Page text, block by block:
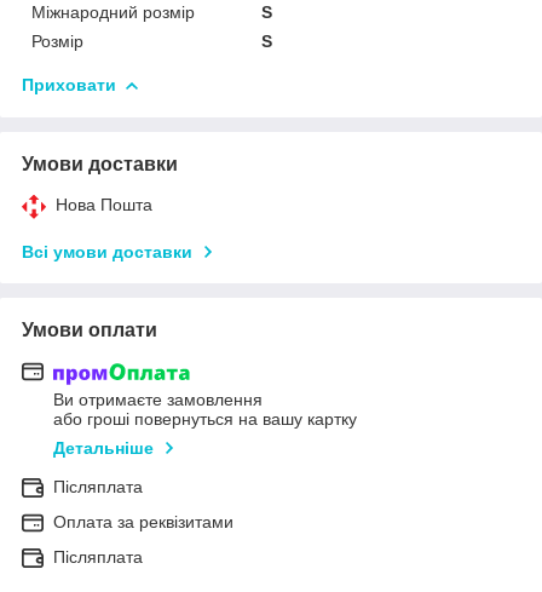
Міжнародний розмір
S
Розмір
S
Приховати
Умови доставки
Нова Пошта
Всі умови доставки
Умови оплати
Ви отримаєте замовлення
або гроші повернуться на вашу картку
Детальніше
Післяплата
Оплата за реквізитами
Післяплата